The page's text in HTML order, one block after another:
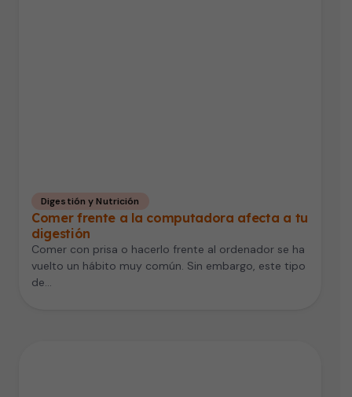
Digestión y Nutrición
Comer frente a la computadora afecta a tu
digestión
Comer con prisa o hacerlo frente al ordenador se ha
vuelto un hábito muy común. Sin embargo, este tipo
de…